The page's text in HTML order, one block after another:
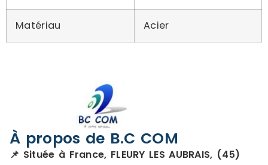
Matériau Acier
À propos de B.C COM
📌 Située à France, FLEURY LES AUBRAIS, (45)